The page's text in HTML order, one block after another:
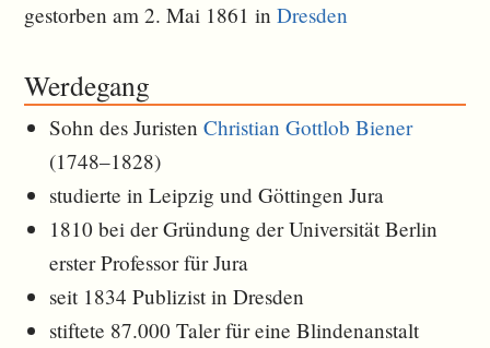
gestorben am 2. Mai 1861 inDresden
Werdegang
Sohn des JuristenChristian Gottlob Biener
(1748–1828)
studierte in Leipzig und Göttingen Jura
1810 bei der Gründung der Universität Berlin
erster Professor für Jura
seit 1834 Publizist in Dresden
stiftete 87.000 Taler für eine Blindenanstalt